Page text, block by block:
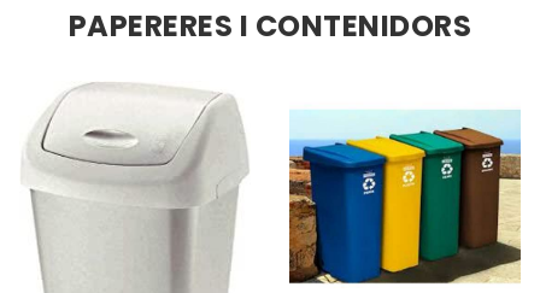
PAPERERES I CONTENIDORS